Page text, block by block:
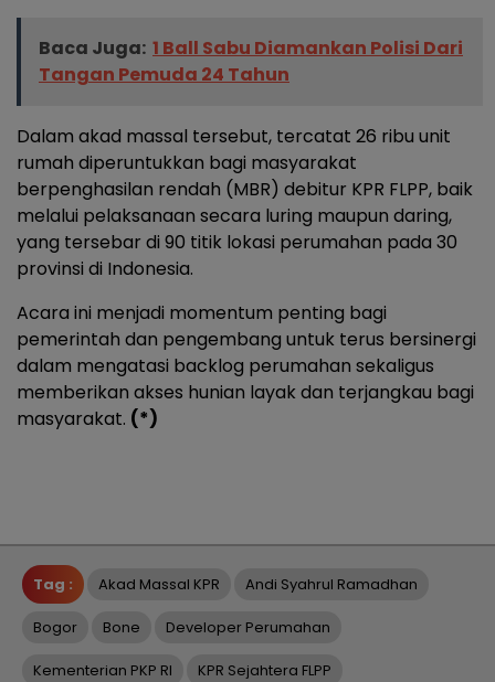
Baca Juga: 1 Ball Sabu Diamankan Polisi Dari
Tangan Pemuda 24 Tahun
Dalam akad massal tersebut, tercatat 26 ribu unit
rumah diperuntukkan bagi masyarakat
berpenghasilan rendah (MBR) debitur KPR FLPP, baik
melalui pelaksanaan secara luring maupun daring,
yang tersebar di 90 titik lokasi perumahan pada 30
provinsi di Indonesia.
Acara ini menjadi momentum penting bagi
pemerintah dan pengembang untuk terus bersinergi
dalam mengatasi backlog perumahan sekaligus
memberikan akses hunian layak dan terjangkau bagi
masyarakat. (*)
Tag : Akad Massal KPR Andi Syahrul Ramadhan
Bogor Bone Developer Perumahan
Kementerian PKP RI KPR Sejahtera FLPP